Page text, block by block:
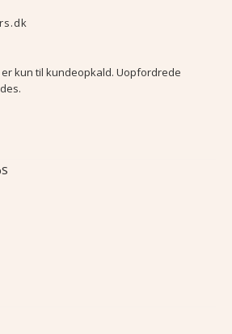
kun til kundeopkald. Uopfordrede